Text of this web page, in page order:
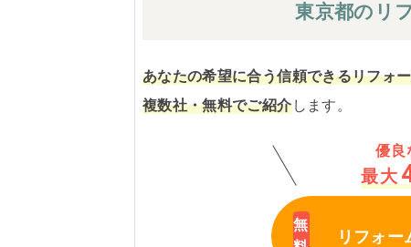
東京都の リ
あなたの希望に合う信頼できるリフォ
複数社・無料でご紹介します。
優良
最大
リフォー